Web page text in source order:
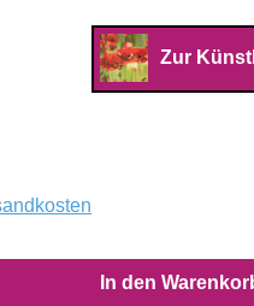
Zur
den In den